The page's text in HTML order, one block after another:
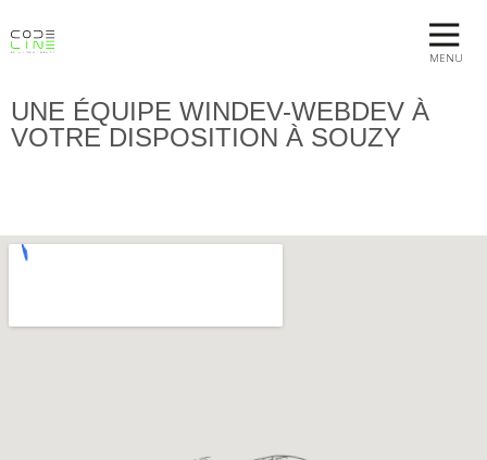
MENU
UNE ÉQUIPE WINDEV-WEBDEV À
VOTRE DISPOSITION À SOUZY